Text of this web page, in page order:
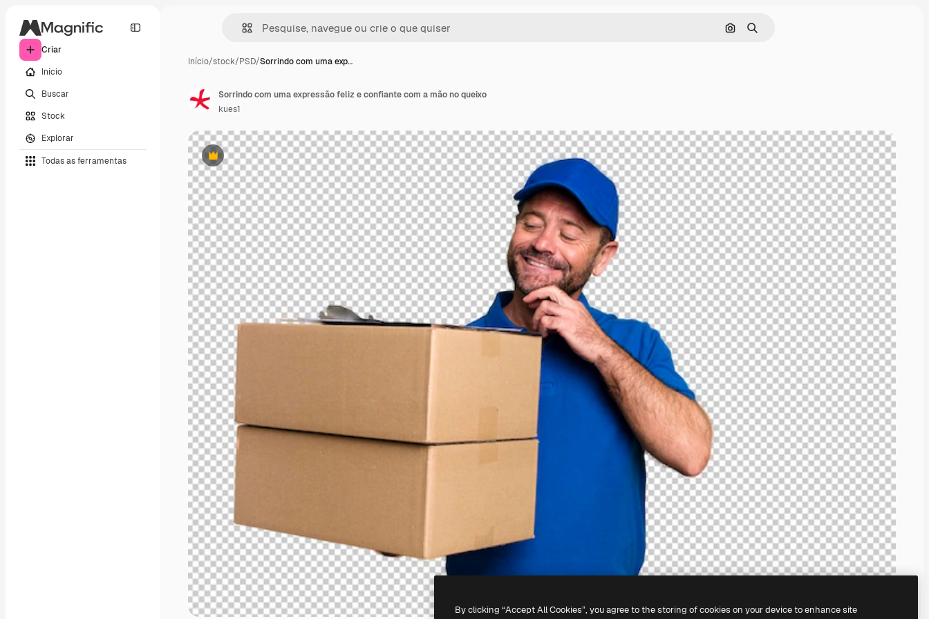
Criar
Início
Buscar
Stock
Explorar
Todas as ferramentas
Pesquisar por imagem
Buscar
Início/stock/PSD/Sorrindo com uma exp…
Premium
Sorrindo com uma expressão feliz e confiante com a mão no queixo
kues1
By clicking “Accept All Cookies”, you agree to the storing of cookies on your device to enhance site